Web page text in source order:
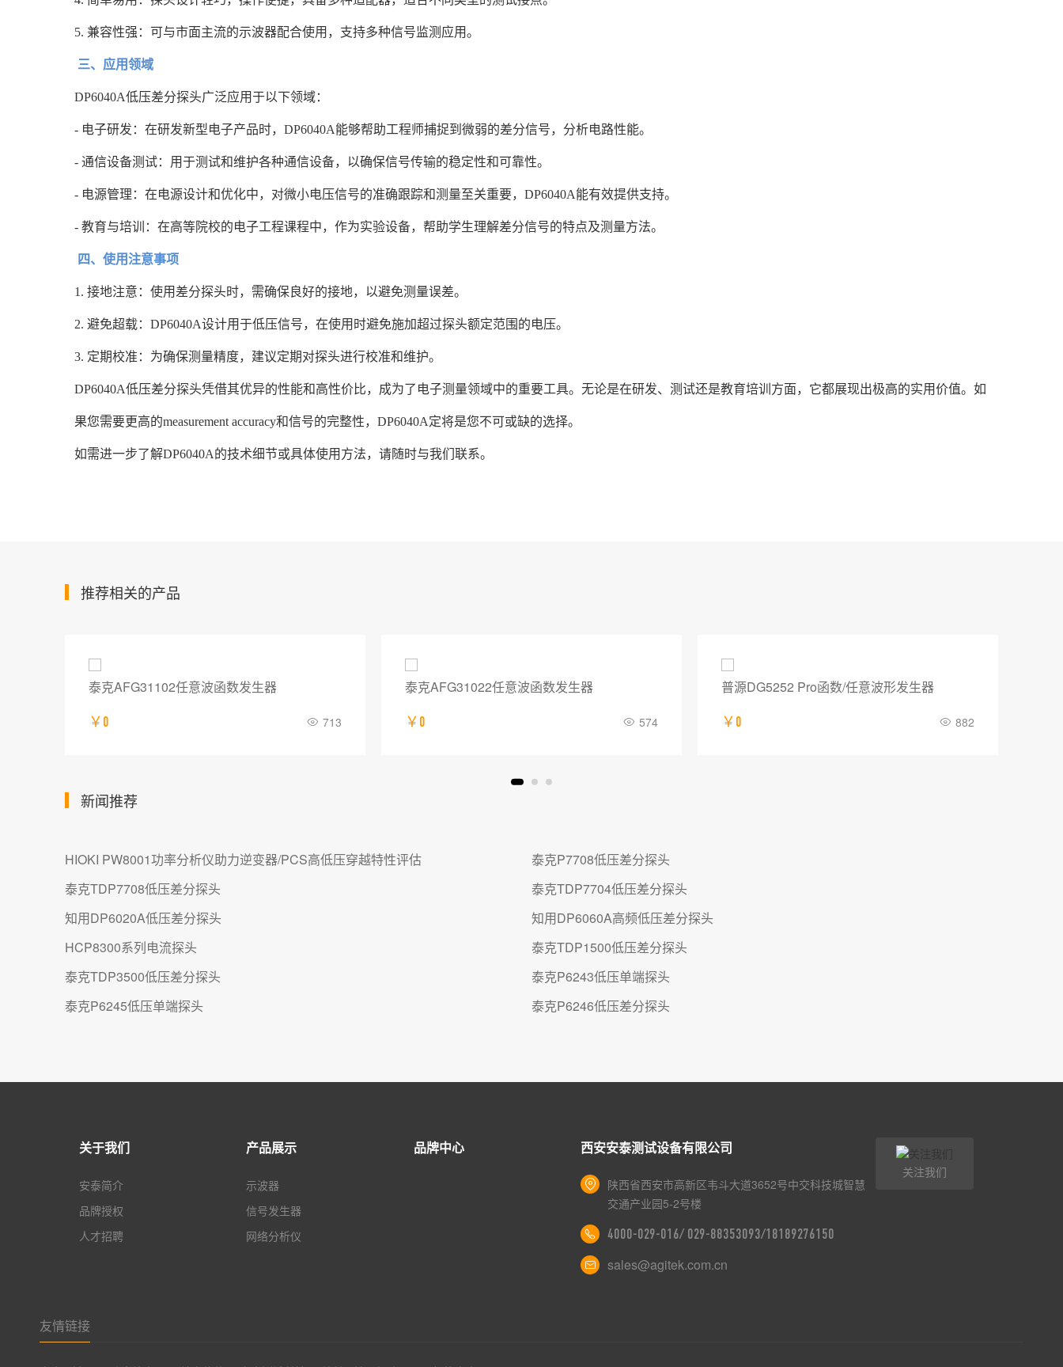
5. 兼容性强：可与市面主流的示波器配合使用，支持多种信号监测应用。
三、应用领域
DP6040A低压差分探头广泛应用于以下领域：
- 电子研发：在研发新型电子产品时，DP6040A能够帮助工程师捕捉到微弱的差分信号，分析电路性能。
- 通信设备测试：用于测试和维护各种通信设备，以确保信号传输的稳定性和可靠性。
- 电源管理：在电源设计和优化中，对微小电压信号的准确跟踪和测量至关重要，DP6040A能有效提供支持。
- 教育与培训：在高等院校的电子工程课程中，作为实验设备，帮助学生理解差分信号的特点及测量方法。
四、使用注意事项
1. 接地注意：使用差分探头时，需确保良好的接地，以避免测量误差。
2. 避免超载：DP6040A设计用于低压信号，在使用时避免施加超过探头额定范围的电压。
3. 定期校准：为确保测量精度，建议定期对探头进行校准和维护。
DP6040A低压差分探头凭借其优异的性能和高性价比，成为了电子测量领域中的重要工具。无论是在研发、测试还是教育培训方面，它都展现出极高的实用价值。如
果您需要更高的measurement accuracy和信号的完整性，DP6040A定将是您不可或缺的选择。
如需进一步了解DP6040A的技术细节或具体使用方法，请随时与我们联系。
推荐相关的产品
泰克AFG31102任意波函数发生器
￥0 713
泰克AFG31022任意波函数发生器
￥0 574
普源DG5252 Pro函数/任意波形发生器
￥0 882
新闻推荐
HIOKI PW8001功率分析仪助力逆变器/PCS高低压穿越特性评估
泰克P7708低压差分探头
泰克TDP7708低压差分探头
泰克TDP7704低压差分探头
知用DP6020A低压差分探头
知用DP6060A高频低压差分探头
HCP8300系列电流探头
泰克TDP1500低压差分探头
泰克TDP3500低压差分探头
泰克P6243低压单端探头
泰克P6245低压单端探头
泰克P6246低压差分探头
关于我们
安泰简介
品牌授权
人才招聘
产品展示
示波器
信号发生器
网络分析仪
品牌中心 西安安泰测试设备有限公司
陕西省西安市高新区韦斗大道3652号中交科技城智慧
交通产业园5-2号楼
4000-029-016/ 029-88353093/18189276150
sales@agitek.com.cn
关注我们
友情链接